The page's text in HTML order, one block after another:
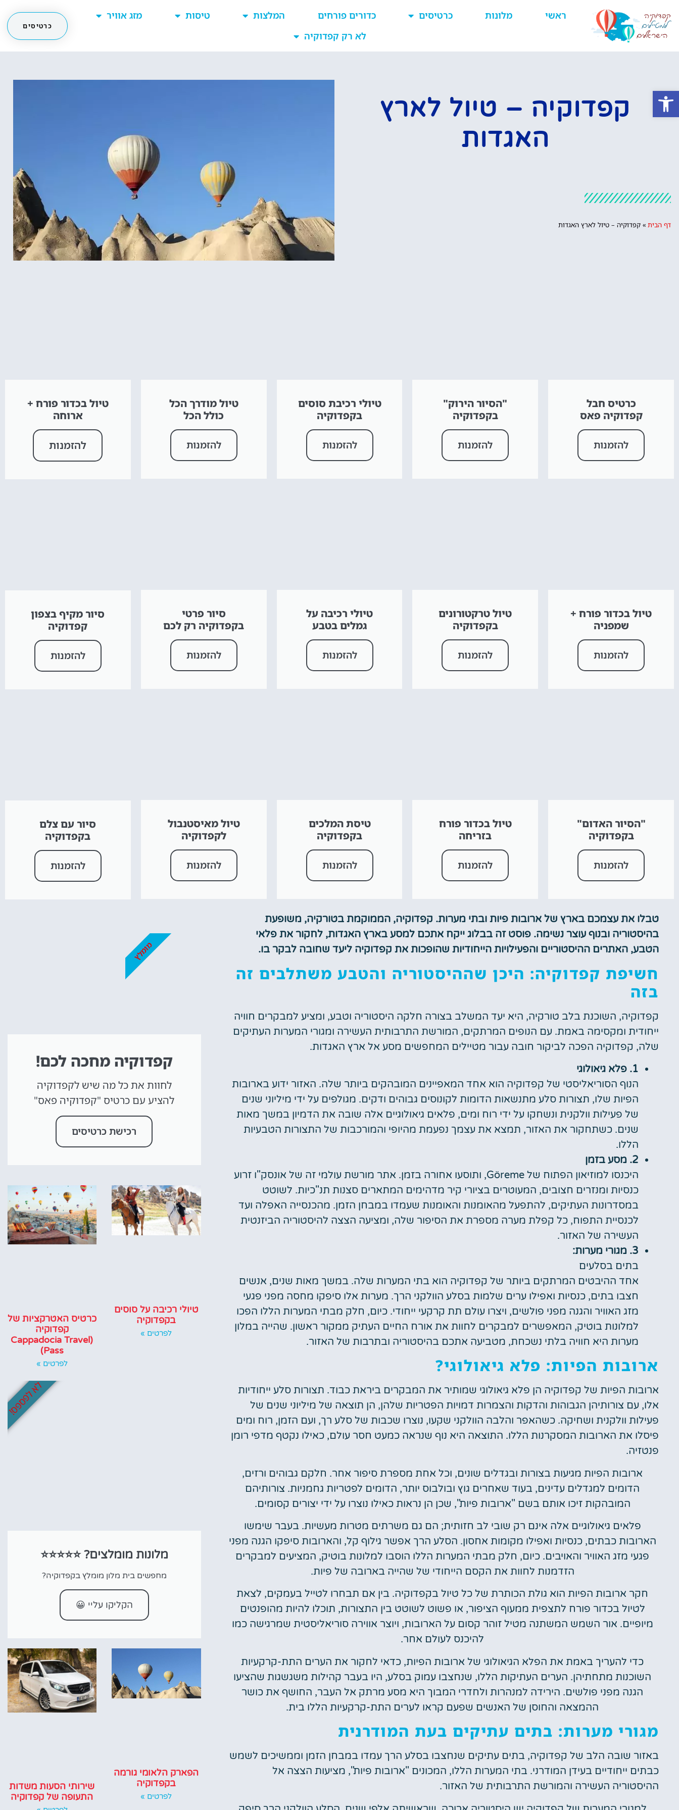
ראשי מלונות כרטיסים כדורים פורחים המלצות טיסות
מזג אוויר
לא רק קפדוקיה
כרטיסים
קפדוקיה – טיול לארץ
האגדות
דף הבית » קפדוקיה – טיול לארץ האגדות
כרטיס חבל
קפדוקיה פאס
להזמנות
טיול בכדור פורח +
שמפניה
להזמנות
"הסיור האדום"
בקפדוקיה
להזמנות
"הסיור הירוק"
בקפדוקיה
להזמנות
טיול טרקטורונים
בקפדוקיה
להזמנות
טיול בכדור פורח
בזריחה
להזמנות
טיולי רכיבת סוסים
בקפדוקיה
להזמנות
טיולי רכיבה על
גמלים בטבע
להזמנות
טיסת המלכים
בקפדוקיה
להזמנות
טיול מודרך הכל
כולל הכל
להזמנות
סיור פרטי
בקפדוקיה רק לכם
להזמנות
טיול מאיסטנבול
לקפדוקיה
להזמנות
טיול בכדור פורח +
ארוחה
להזמנות
סיור מקיף בצפון
קפדוקיה
להזמנות
סיור עם צלם
בקפדוקיה
להזמנות
טבלו את עצמכם בארץ של ארובות פיות ובתי מערות. קפדוקיה, הממוקמת בטורקיה, משופעת
בהיסטוריה ובנוף עוצר נשימה. פוסט זה בבלוג ייקח אתכם למסע בארץ האגדות, לחקור את פלאי
הטבע, האתרים ההיסטוריים והפעילויות הייחודיות שהופכות את קפדוקיה ליעד שחובה לבקר בו.
חשיפת קפדוקיה: היכן שההיסטוריה והטבע משתלבים זה
בזה
קפדוקיה, השוכנת בלב טורקיה, היא יעד המשלב בצורה חלקה היסטוריה וטבע, ומציע למבקרים חוויה
ייחודית ומקסימה באמת. עם הנופים המרתקים, המורשת התרבותית העשירה ומגורי המערות העתיקים
שלה, קפדוקיה הפכה לביקור חובה עבור מטיילים המחפשים מסע אל ארץ האגדות.
1. פלא גיאולוגי
הנוף הסוריאליסטי של קפדוקיה הוא אחד המאפיינים המובהקים ביותר שלה. האזור ידוע בארובות
הפיות שלו, תצורות סלע מתנשאות הדומות לקונוסים גבוהים ודקים. מגולפים על ידי מיליוני שנים
של פעילות וולקנית ונשחקו על ידי רוח ומים, פלאים גיאולוגיים אלה שובה את הדמיון במשך מאות
שנים. כשתחקור את האזור, תמצא את עצמך נפעמת מהיופי והמורכבות של התצורות הטבעיות
הללו.
2. מסע בזמן
היכנסו למוזיאון הפתוח של Göreme, ותוסעו אחורה בזמן. אתר מורשת עולמי זה של אונסק"ו זרוע
כנסיות ומנזרים חצובים, המעוטרים בציורי קיר מדהימים המתארים סצנות תנ"כיות. לשוטט
במסדרונות העתיקים, להתפעל מהאומנות והאומנות שעמדו במבחן הזמן. מהכנסייה האפלה ועד
לכנסיית התפוח, כל קפלת מערה מספרת את הסיפור שלה, ומציעה הצצה להיסטוריה הביזנטית
העשירה של האזור.
3. מגורי מערות:
בתים בסלעים
אחד ההיבטים המרתקים ביותר של קפדוקיה הוא בתי המערות שלה. במשך מאות שנים, אנשים
חצבו בתים, כנסיות ואפילו ערים שלמות בסלע הוולקני הרך. מערות אלו סיפקו מחסה מפני פגעי
מזג האוויר והגנה מפני פולשים, ויצרו עולם תת קרקעי ייחודי. כיום, חלק מבתי המערות הללו הפכו
למלונות בוטיק, המאפשרים למבקרים לחוות את אורח החיים העתיק ממקור ראשון. שהייה במלון
מערות היא חוויה בלתי נשכחת, מטביעה אתכם בהיסטוריה ובתרבות של האזור.
ארובות הפיות: פלא גיאולוגי?
ארובות הפיות של קפדוקיה הן פלא גיאולוגי שמותיר את המבקרים ביראת כבוד. תצורות סלע ייחודיות
אלו, עם צורותיהן הגבוהות והדקות והצמרות דמויות הפטריות שלהן, הן תוצאה של מיליוני שנים של
פעילות וולקנית ושחיקה. כשהאפר והלבה הוולקני שקעו, נוצרו שכבות של סלע רך, ועם הזמן, רוח ומים
פיסלו את הארובות המסקרנות הללו. התוצאה היא נוף שנראה כמעט חסר עולם, כאילו נקטף מדפי רומן
פנטזיה.
ארובות הפיות מגיעות בצורות ובגדלים שונים, וכל אחת מספרת סיפור אחר. חלקם גבוהים ורזים,
הדומים למגדלים עדינים, בעוד שאחרים גוץ ובולבוס יותר, הדומים לפטריות גחמניות. צורותיהם
המובהקות זיכו אותם בשם "ארובות פיות", שכן הן נראות כאילו נוצרו על ידי יצורים קסומים.
פלאים גיאולוגיים אלה אינם רק שובי לב חזותית; הם גם משרתים מטרות מעשיות. בעבר שימשו
הארובות כבתים, כנסיות ואפילו מקומות אחסון. הסלע הרך אפשר גילוף קל, והארובות סיפקו הגנה מפני
פגעי מזג האוויר והאויבים. כיום, חלק מבתי המערות הללו הוסבו למלונות בוטיק, המציעים למבקרים
הזדמנות לחוות את הקסם הייחודי של שהייה בארובה של פיות.
חקר ארובות הפיות הוא גולת הכותרת של כל טיול בקפדוקיה. בין אם תבחרו לטייל בעמקים, לצאת
לטיול בכדור פורח לתצפית ממעוף הציפור, או פשוט לשוטט בין התצורות, תוכלו להיות מהופנטים
מיופיים. אור השמש המשתנה מטיל זוהר קסום על הארובות, ויוצר אווירה סוריאליסטית שמרגישה כמו
להיכנס לעולם אחר.
כדי להעריך באמת את הפלא הגיאולוגי של ארובות הפיות, כדאי לחקור את הערים התת-קרקעיות
השוכנות מתחתיהן. הערים העתיקות הללו, שנחצבו עמוק בסלע, היו בעבר קהילות משגשגות שהציעו
הגנה מפני פולשים. הירידה למנהרות ולחדרי המבוך היא מסע מרתק אל העבר, החושף את כושר
ההמצאה והחוסן של האנשים שפעם קראו לערים התת-קרקעיות הללו בית.
מגורי מערות: בתים עתיקים בעת המודרנית
באזור שובה הלב של קפדוקיה, בתים עתיקים שנחצבו בסלע הרך עמדו במבחן הזמן וממשיכים לשמש
כבתים ייחודיים בעידן המודרני. בתי המערות הללו, המכונים "ארובות פיות", מציעות הצצה אל
ההיסטוריה העשירה והמורשת התרבותית של האזור.
קפדוקיה מחכה לכם!
לחוות את כל מה שיש לקפדוקיה
להציע עם כרטיס "קפדוקיה פאס"
רכישת כרטיסים
מומלץ
טיולי רכיבה על סוסים
בקפדוקיה
לפרטים »
כרטיס האטרקציות של
קפדוקיה
(Cappadocia Travel
Pass)
לפרטים »
מלונות מומלצים? ⭐⭐⭐⭐⭐
מחפשים בית מלון מומלץ בקפדוקיה?
הקליקו עליי 😀
לא לפספס!
הפארק הלאומי גורמה
בקפדוקיה
לפרטים »
שירותי הסעות משדות
התעופה של קפדוקיה
פתח סרגל נגישות